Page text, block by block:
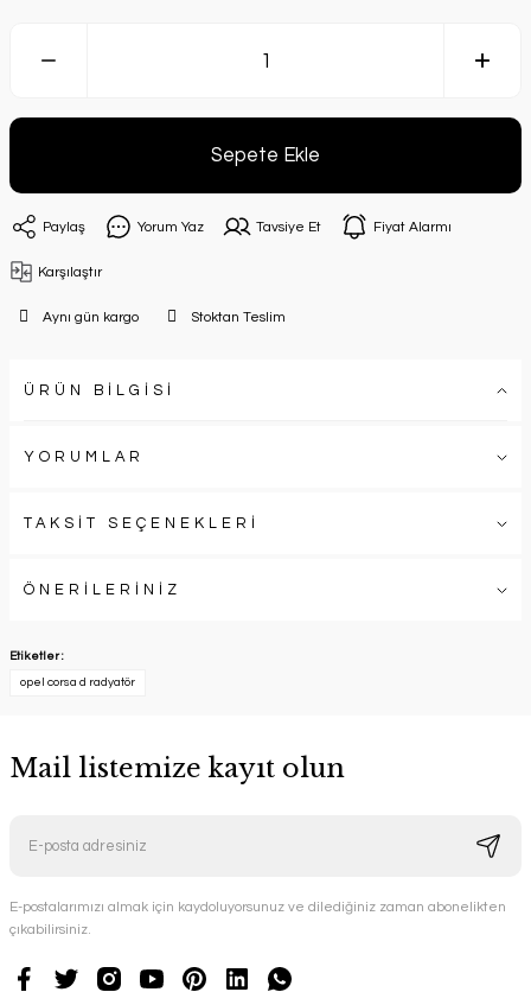
Sepete Ekle
Paylaş Yorum Yaz Tavsiye Et Fiyat Alarmı
Karşılaştır
Aynı gün kargo Stoktan Teslim
ÜRÜN BİLGİSİ
YORUMLAR
TAKSİT SEÇENEKLERİ
ÖNERİLERİNİZ
Etiketler :
opel corsa d radyatör
Mail listemize kayıt olun
E-postalarımızı almak için kaydoluyorsunuz ve dilediğiniz zaman abonelikten
çıkabilirsiniz.